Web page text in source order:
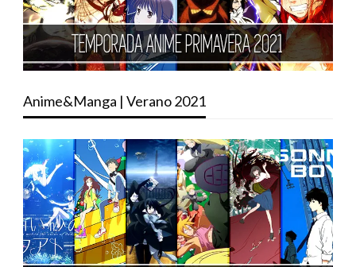
Anime&Manga | Verano 2021